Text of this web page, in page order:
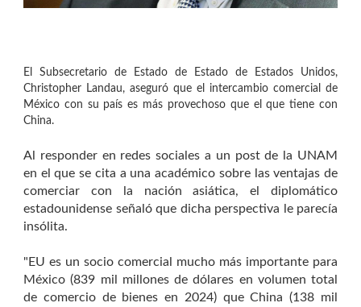
El Subsecretario de Estado de Estado de Estados Unidos,
Christopher Landau, aseguró que el intercambio comercial de
México con su país es más provechoso que el que tiene con
China.
Al responder en redes sociales a un post de la UNAM
en el que se cita a una académico sobre las ventajas de
comerciar con la nación asiática, el diplomático
estadounidense señaló que dicha perspectiva le parecía
insólita.
"EU es un socio comercial mucho más importante para
México (839 mil millones de dólares en volumen total
de comercio de bienes en 2024) que China (138 mil